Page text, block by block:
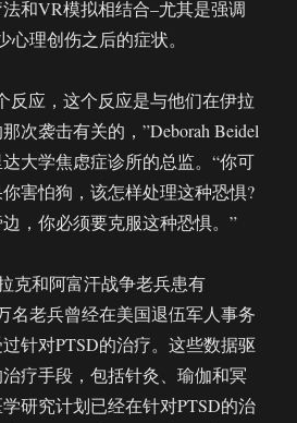
和VR模拟相结合–尤其是强调
理创伤之后的症状。
反应，这个反应是与他们在伊拉
次袭击有关的，”Deborah Beidel
大学焦虑症诊所的总监。“你可
害怕狗，该怎样处理这种恐惧?
，你必须要克服这种恐惧。”
克和阿富汗战争老兵患有
名老兵曾经在美国退伍军人事务
针对PTSD的治疗。这些数据驱
疗手段，包括针灸、瑜伽和冥
研究计划已经在针对PTSD的治